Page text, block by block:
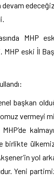
MHP
eski İl
başkan
omuz vermeyi
birlikte
yol
Yeni